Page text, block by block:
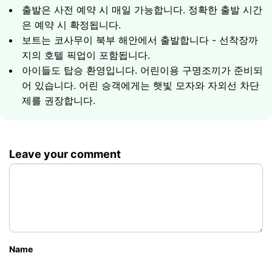
예상 일정
코탄 섬 앞바다 산호초에서의 스노클링
코맛섬에서의 해변 시간
손길이 닿지 않은 해변이 있는 한적한 섬 코랍 방문
보트 낚시 (요청 시)
최대 6명 그룹 ฿21000
출발은 사전 예약 시 매일 가능합니다. 정확한 출발 시간
은 예약 시 확정됩니다.
보트는 코사무이 북부 해안에서 출발합니다 - 선착장까
지의 호텔 픽업이 포함됩니다.
아이들도 탑승 환영입니다. 어린이용 구명조끼가 준비되
어 있습니다. 어린 승객에게는 햇빛 모자와 자외선 차단
제를 권장합니다.
Leave your comment
Name